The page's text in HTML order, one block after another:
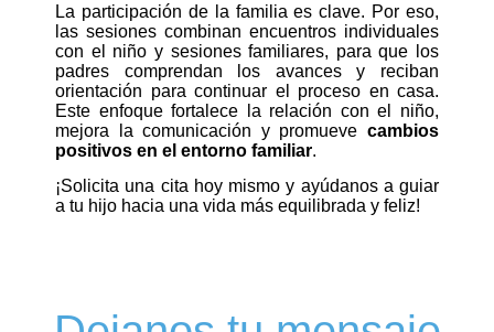
La participación de la familia es clave. Por eso,
las sesiones combinan encuentros individuales
con el niño y sesiones familiares, para que los
padres comprendan los avances y reciban
orientación para continuar el proceso en casa.
Este enfoque fortalece la relación con el niño,
mejora la comunicación y promueve cambios
positivos en el entorno familiar.
¡Solicita una cita hoy mismo y ayúdanos a guiar
a tu hijo hacia una vida más equilibrada y feliz!